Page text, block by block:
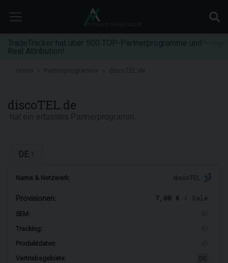
TradeTracker hat über 500 TOP-Partnerprogramme und
Real Attribution!
Home Partnerprogramme
discoTEL.de
DE
Name & Netzwerk: discoTEL
Provisionen: 7,00 € / Sale
SEM:
Tracking:
Produktdaten:
Vertriebsgebiete: